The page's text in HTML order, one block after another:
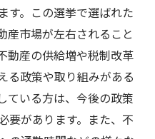
す。この選挙で選ばれた
産市場が左右されること
動産の供給増や税制改革
る政策や取り組みがある
ている方は、今後の政策
要があります。また、不